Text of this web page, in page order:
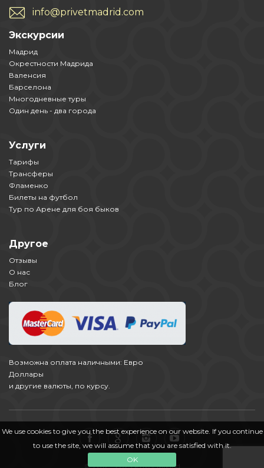
We use cookies to give you the best experience on our website. If you continue
to use the site, we will assume that you are satisfied with it.
OK
info@privetmadrid.com
Экскурсии
Мадрид
Окрестности Мадрида
Валенсия
Барселона
Многодневные туры
Один день - два города
Услуги
Тарифы
Трансферы
Фламенко
Билеты на футбол
Тур по Арене для боя быков
Другое
Отзывы
О нас
Блог
Возможна оплата наличными: Евро
Доллары
и другие валюты, по курсу.
© 2012 - 2023 Privet Madrid